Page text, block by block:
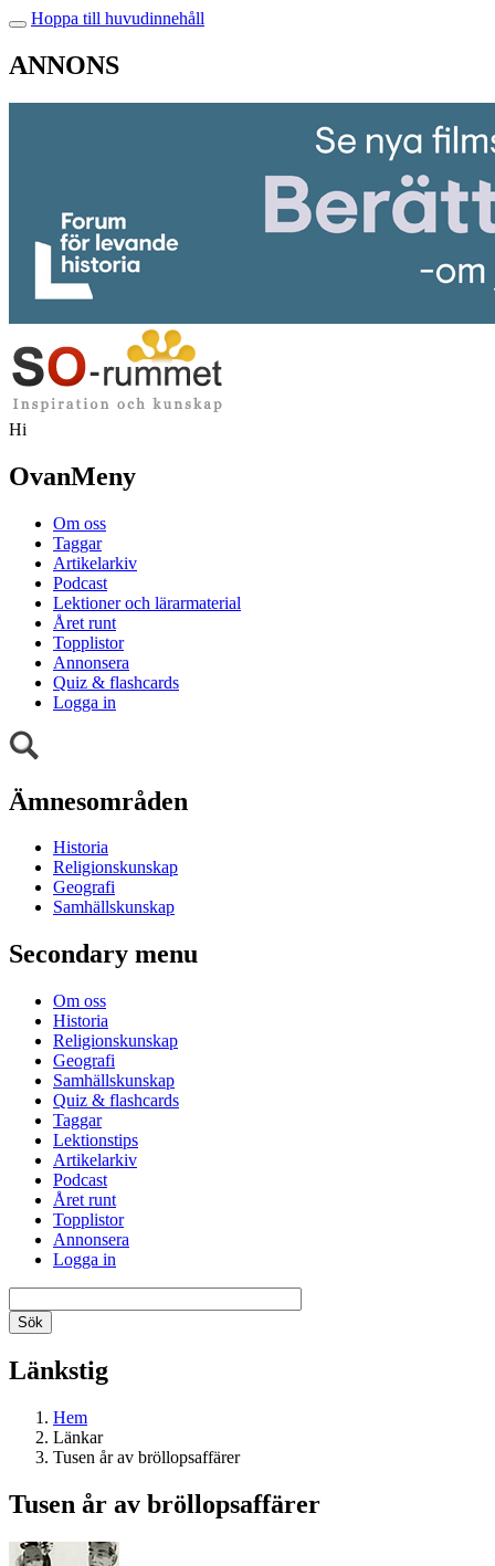
Hoppa till huvudinnehåll
ANNONS
Hi
OvanMeny
Om oss
Taggar
Artikelarkiv
Podcast
Lektioner och lärarmaterial
Året runt
Topplistor
Annonsera
Quiz & flashcards
Logga in
Ämnesområden
Historia
Religionskunskap
Geografi
Samhällskunskap
Secondary menu
Om oss
Historia
Religionskunskap
Geografi
Samhällskunskap
Quiz & flashcards
Taggar
Lektionstips
Artikelarkiv
Podcast
Året runt
Topplistor
Annonsera
Logga in
Länkstig
Hem
Länkar
Tusen år av bröllopsaffärer
Tusen år av bröllopsaffärer